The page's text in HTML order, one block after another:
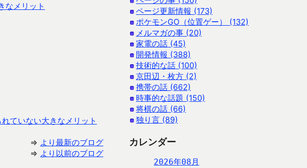
なメリット
ていない大きなメリット
⇒ より最新のブログ
⇒ より以前のブログ
ページ更新情報 (173)
ポケモンGO（位置ゲー） (132)
メルマガの事 (20)
家電の話 (45)
開発情報 (388)
技術的な話 (100)
京田辺・枚方 (2)
携帯の話 (662)
時事的な話題 (150)
将棋の話 (66)
独り言 (89)
カレンダー
2026年08月